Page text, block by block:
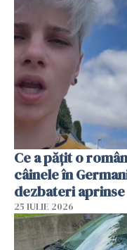
Ce a pățit o
câinele în
dezbateri aprinse
25 IULIE 2026